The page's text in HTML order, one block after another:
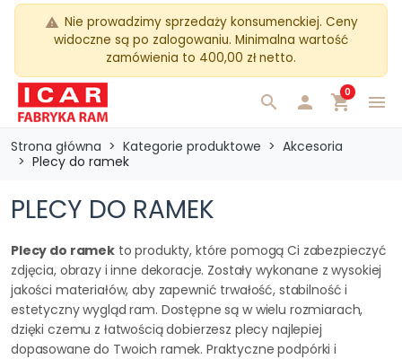
warning Nie prowadzimy sprzedaży konsumenckiej. Ceny
widoczne są po zalogowaniu. Minimalna wartość
zamówienia to 400,00 zł netto.
menu
search  shopping_cart
0
Strona główna Kategorie produktowe
Akcesoria
Plecy do ramek
PLECY DO RAMEK
Plecy do ramekto produkty, które pomogą Ci zabezpieczyć
zdjęcia, obrazy i inne dekoracje. Zostały wykonane z wysokiej
jakości materiałów, aby zapewnić trwałość, stabilność i
estetyczny wygląd ram. Dostępne są w wielu rozmiarach,
dzięki czemu z łatwością dobierzesz plecy najlepiej
dopasowane do Twoich ramek. Praktyczne podpórki i